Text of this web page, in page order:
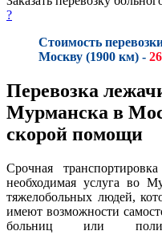
?
Стоимость
Москву (1900 км) -
Перевозка
Мурманска в
скорой помощи
Срочная
необходимая услуга во
тяжелобольных людей,
имеют возможности
больниц или